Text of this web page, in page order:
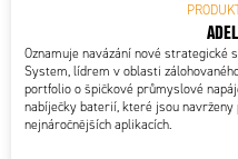
Oznamuje navázání nové strategické
System, lídrem v oblasti
portfolio o špičkové průmyslové
nabíječky baterií, které jsou
nejnáročnějších aplikacích.